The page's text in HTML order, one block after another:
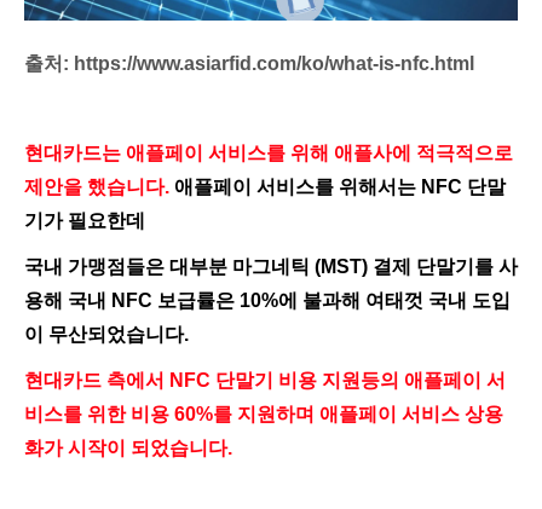
출처: https://www.asiarfid.com/ko/what-is-nfc.html
현대카드는 애플페이 서비스를 위해 애플사에 적극적으로
제안을 했습니다. 애플페이 서비스를 위해서는 NFC 단말
기가 필요한데
국내 가맹점들은 대부분 마그네틱 (MST) 결제 단말기를 사
용해 국내 NFC 보급률은 10%에 불과해 여태껏 국내 도입
이 무산되었습니다.
현대카드 측에서 NFC 단말기 비용 지원등의 애플페이 서
비스를 위한 비용 60%를 지원하며 애플페이 서비스 상용
화가 시작이 되었습니다.